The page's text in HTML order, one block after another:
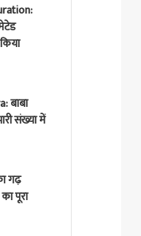
बाबा
संख्या में
गढ़
पूरा